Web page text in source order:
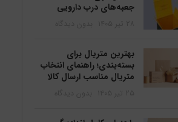
جعبه‌های درب دارویی
بهترین متریال برای
بسته‌بندی؛ راهنمای انتخاب
متریال مناسب ارسال کالا